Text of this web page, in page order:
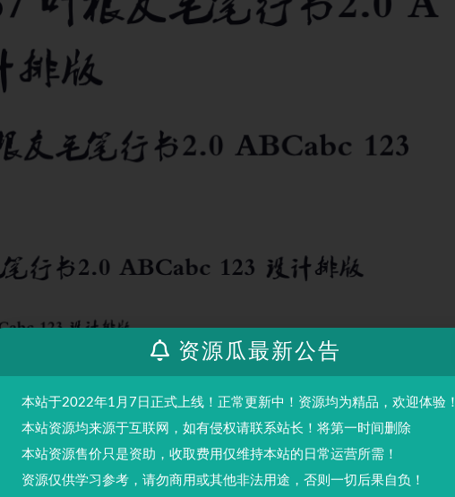
资源瓜最新公告
本站于2022年1月7日正式上线！正常更新中！资源均为精品，欢迎体验！
本站资源均来源于互联网，如有侵权请联系站长！将第一时间删除
本站资源售价只是资助，收取费用仅维持本站的日常运营所需！
资源仅供学习参考，请勿商用或其他非法用途，否则一切后果自负！